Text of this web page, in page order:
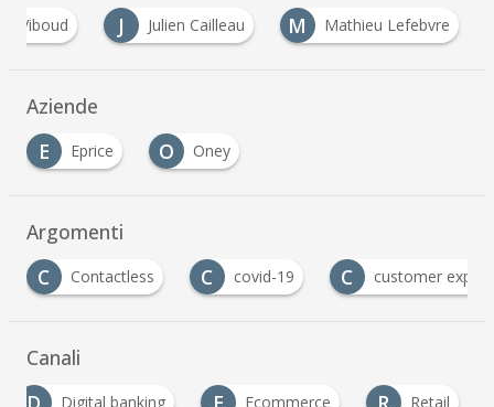
Viboud J Julien Cailleau M Mathieu Lefebvre
Aziende
E
Eprice O Oney
Argomenti
C
covid-19 C customer experience D Digital
Canali
Digital banking Ecommerce Retail